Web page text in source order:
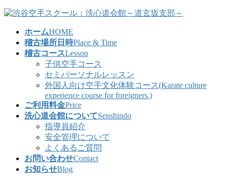
コ
ナ
ホームHOME
稽古場所日時Place & Time
稽古コースLesson
子供空手コース
セミパーソナルレッスン
外国人向け空手文化体験コース(Karate culture
experience course for foreigners.)
ご利用料金Price
洗心道会館についてSenshindo
指導員紹介
安全管理について
よくあるご質問
お問い合わせContact
お知らせBlog